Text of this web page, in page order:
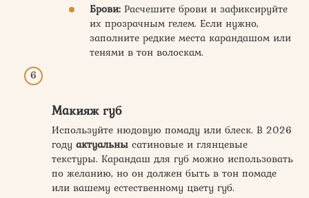
Брови: Расчешите брови и зафиксируйте
их прозрачным гелем. Если нужно,
заполните редкие места карандашом или
тенями в тон волоскам.
Макияж губ
Используйте нюдовую помаду или блеск. В 2026
году актуальны сатиновые и глянцевые
текстуры. Карандаш для губ можно использовать
по желанию, но он должен быть в тон помаде
или вашему естественному цвету губ.